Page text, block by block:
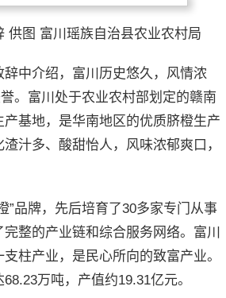
供图 富川瑶族自治县农业农村局
中介绍，富川历史悠久，风情浓
。富川处于农业农村部划定的赣南
基地，是华南地区的优质脐橙生产
汁多、酸甜怡人，风味浓郁爽口，
”品牌，先后培育了30多家专门从事
整的产业链和综合服务网络。富川
柱产业，是民心所向的致富产业。
万吨，产值约19.31亿元。